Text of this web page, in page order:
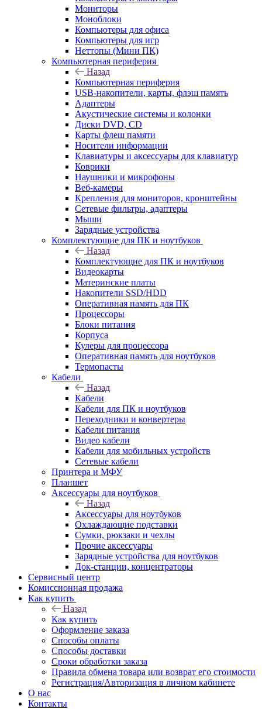
Мониторы
Моноблоки
Компьютеры для офиса
Компьютеры для игр
Неттопы (Мини ПК)
Компьютерная периферия
Назад
Компьютерная периферия
USB-накопители, карты, флэш память
Адаптеры
Акустические системы и колонки
Диски DVD, CD
Карты флеш памяти
Носители информации
Клавиатуры и аксессуары для клавиатур
Коврики
Наушники и микрофоны
Веб-камеры
Крепления для мониторов, кронштейны
Сетевые фильтры, адаптеры
Мыши
Зарядные устройства
Комплектующие для ПК и ноутбуков
Назад
Комплектующие для ПК и ноутбуков
Видеокарты
Материнские платы
Накопители SSD/HDD
Оперативная память для ПК
Процессоры
Блоки питания
Корпуса
Кулеры для процессора
Оперативная память для ноутбуков
Термопасты
Кабели
Назад
Кабели
Кабели для ПК и ноутбуков
Переходники и конвертеры
Кабели питания
Видео кабели
Кабели для мобильных устройств
Сетевые кабели
Принтера и МФУ
Планшет
Аксессуары для ноутбуков
Назад
Аксессуары для ноутбуков
Охлаждающие подставки
Сумки, рюкзаки и чехлы
Прочие аксессуары
Зарядные устройства для ноутбуков
Док-станции, концентраторы
Сервисный центр
Комиссионная продажа
Как купить
Назад
Как купить
Оформление заказа
Способы оплаты
Способы доставки
Сроки обработки заказа
Правила обмена товара или возврат его стоимости
Регистрация/Авторизация в личном кабинете
О нас
Контакты